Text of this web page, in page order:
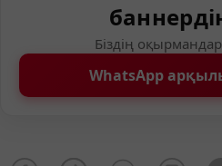
Біздің оқырмандар
WhatsApp